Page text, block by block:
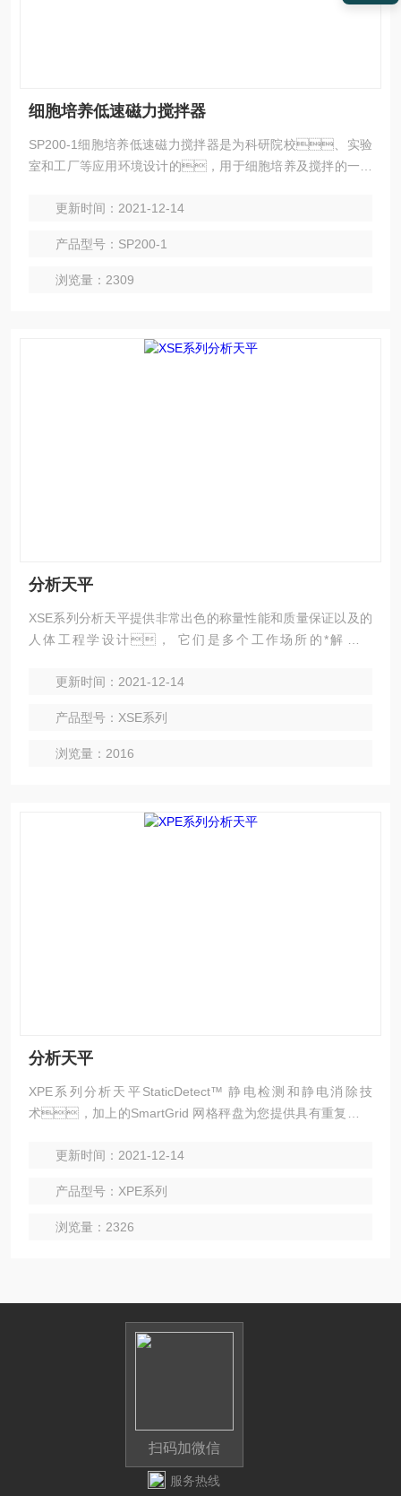
细胞培养低速磁力搅拌器
SP200-1细胞培养低速磁力搅拌器是为科研院校、实验
室和工厂等应用环境设计的，用于细胞培养及搅拌的一款
更新时间：2021-12-14
产品型号：SP200-1
浏览量：2309
分析天平
XSE系列分析天平提供非常出色的称量性能和质量保证以及的
人体工程学设计， 它们是多个工作场所的*解决方
更新时间：2021-12-14
产品型号：XSE系列
浏览量：2016
分析天平
XPE系列分析天平StaticDetect™ 静电检测和静电消除技
术，加上的SmartGrid 网格秤盘为您提供具有重复性的
利用 TestManager™ 测试管理功能轻松进行日常测试可提高
更新时间：2021-12-14
产品型号：XPE系列
浏览量：2326
扫码加微信
服务热线